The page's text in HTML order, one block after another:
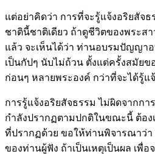
แต่อย่าคิดว่า การที่จะรู้แจ้งอริยสัจธ
ชาตินี้ชาติเดียว ถ้าดูชีวิตของพระส
แล้ว จะเห็นได้ว่า ท่านอบรมปัญญา
เป็นกัปๆ นับไม่ถ้วน ตั้งแต่ครั้งสมัย
ก่อนๆ หลายพระองค์ กว่าที่จะได้รู้แ
การรู้แจ้งอริยสัจธรรม ไม่ผิดจากก
กำลังปรากฏตามปกติในขณะนี้ ต้อง
ที่ปรากฏด้วย ขอให้ท่านพิจารณาว่า
ของท่านผู้ฟัง ถ้าเป็นเหตุเป็นผล เพื่